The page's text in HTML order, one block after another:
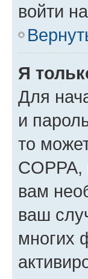
войти
Я
Для
и
то
вам
ваш
многих